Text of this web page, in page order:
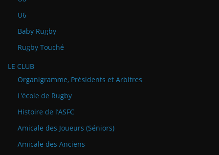
U6
Baby Rugby
Rugby Touché
LE CLUB
Organigramme, Présidents et Arbitres
L’école de Rugby
Histoire de l’ASFC
Amicale des Joueurs (Séniors)
Amicale des Anciens